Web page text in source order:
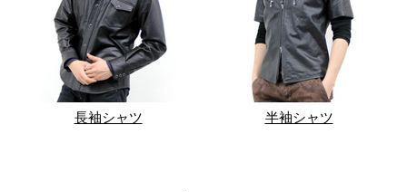
長袖シャツ 半袖シャツ